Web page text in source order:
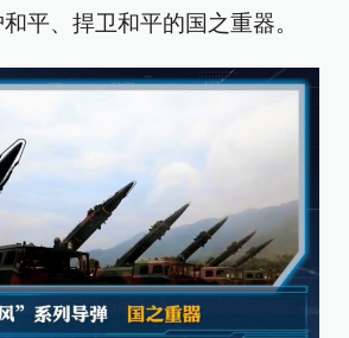
平、捍卫和平的国之重器。